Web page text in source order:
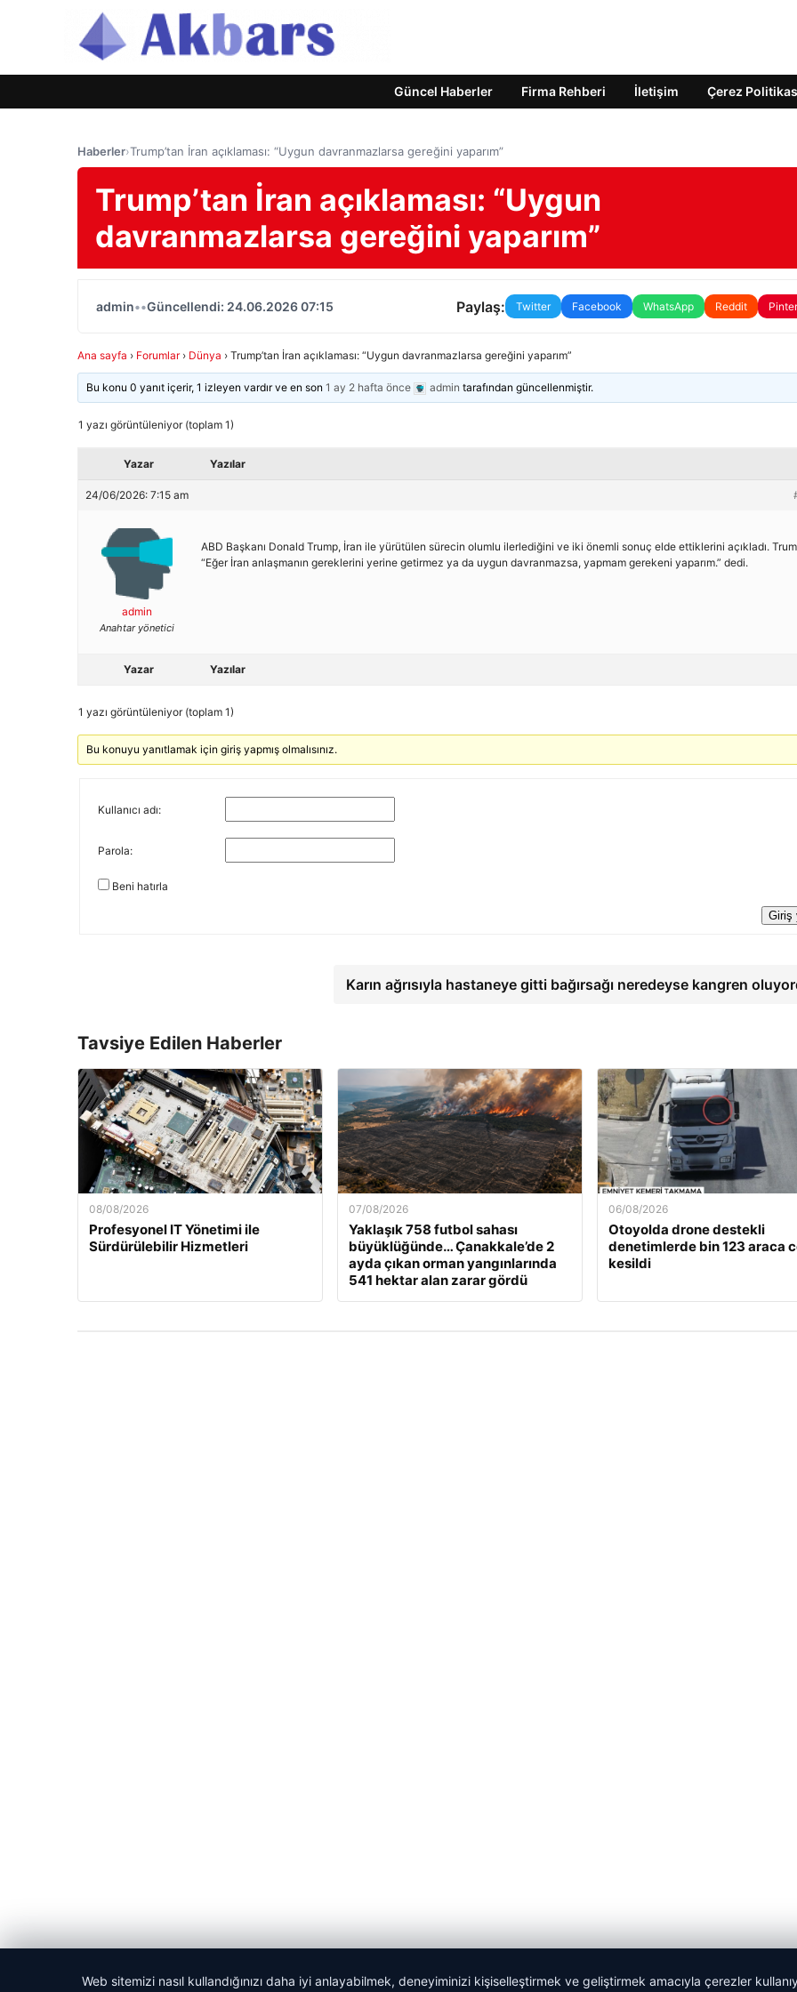
Güncel Haberler Firma Rehberi İletişim Çerez
Haberler›Trump’tan İran açıklaması: “Uygun davranmazlarsa gereğini yaparım”
Trump’tan İran açıklaması: “Uygun
davranmazlarsa gereğini yaparım”
admin••Güncellendi: 24.06.2026 07:15 Paylaş: Twitter Facebook WhatsApp Reddit
Ana sayfa › Forumlar › Dünya › Trump’tan İran açıklaması: “Uygun davranmazlarsa gereğini yaparım”
Bu konu 0 yanıt içerir, 1 izleyen vardır ve en son1 ay 2 hafta önce admin tarafından güncellenmiştir.
1 yazı görüntüleniyor (toplam 1)
Yazar Yazılar
24/06/2026: 7:15 am
admin
Anahtar yönetici
ABD Başkanı Donald Trump, İran ile yürütülen sürecin olumlu ilerlediğini ve iki önemli sonuç elde ettiklerini açıkladı.
“Eğer İran anlaşmanın gereklerini yerine getirmez ya da uygun davranmazsa, yapmam gerekeni yaparım.” dedi.
Yazar Yazılar
1 yazı görüntüleniyor (toplam 1)
Bu konuyu yanıtlamak için giriş yapmış olmalısınız.
Kullanıcı adı:
Parola:
Beni hatırla
Giriş
Karın ağrısıyla hastaneye gitti bağırsağı neredeyse kangren
Tavsiye Edilen Haberler
08/08/2026
Profesyonel IT Yönetimi ile
Sürdürülebilir Hizmetleri
07/08/2026
Yaklaşık 758 futbol sahası
büyüklüğünde… Çanakkale’de 2
ayda çıkan orman yangınlarında
541 hektar alan zarar gördü
06/08/2026
Otoyolda drone destekli
denetimlerde bin 123 araca
kesildi
© 2026 Akbars Haber
Web sitemizi nasıl kullandığınızı daha iyi anlayabilmek, deneyiminizi kişiselleştirmek ve geliştirmek amacıyla çerezler